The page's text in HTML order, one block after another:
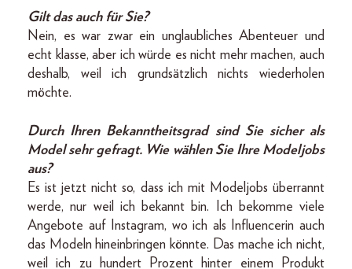
Gilt das auch für Sie?
Nein, es war zwar ein unglaubliches Abenteuer und
echt klasse, aber ich würde es nicht mehr machen, auch
deshalb, weil ich grundsätzlich nichts wiederholen
möchte.
Durch Ihren Bekanntheitsgrad sind Sie sicher als
Model sehr gefragt. Wie wählen Sie Ihre Modeljobs
aus?
Es ist jetzt nicht so, dass ich mit Modeljobs überrannt
werde, nur weil ich bekannt bin. Ich bekomme viele
Angebote auf Instagram, wo ich als Influencerin auch
das Modeln hineinbringen könnte. Das mache ich nicht,
weil ich zu hundert Prozent hinter einem Produkt